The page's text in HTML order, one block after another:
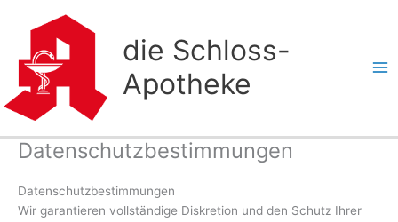
Inhalt
springen
die Schloss-
Apotheke
Datenschutzbestimmungen
Datenschutzbestimmungen
Wir garantieren vollständige Diskretion und den Schutz Ihrer